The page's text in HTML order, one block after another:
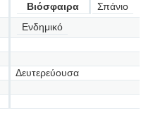
Βιόσφαιρα
Σπάνιο
Ενδημικό
Δευτερεύουσα